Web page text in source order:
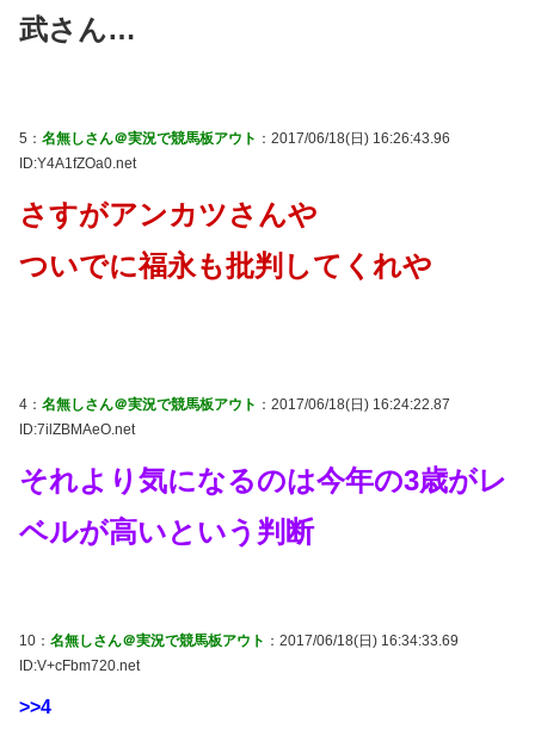
武さん…
5： 名無しさん＠実況で競馬板アウト ：2017/06/18(日) 16:26:43.96
ID:Y4A1fZOa0.net
さすがアンカツさんや
ついでに福永も批判してくれや
4： 名無しさん＠実況で競馬板アウト ：2017/06/18(日) 16:24:22.87
ID:7ilZBMAeO.net
それより気になるのは今年の3歳がレ
ベルが高いという判断
10： 名無しさん＠実況で競馬板アウト ：2017/06/18(日) 16:34:33.69
ID:V+cFbm720.net
>>4